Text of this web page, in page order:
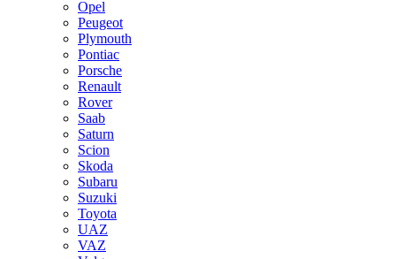
Opel
Peugeot
Plymouth
Pontiac
Porsche
Renault
Rover
Saab
Saturn
Scion
Skoda
Subaru
Suzuki
Toyota
UAZ
VAZ